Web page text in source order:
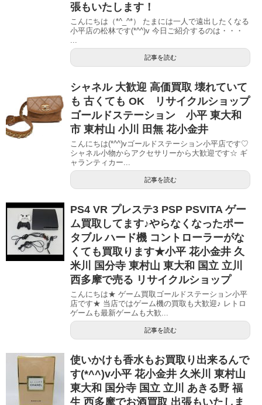
張もいたします！
こんにちは（*^_^*） たまには一人で遠出したくなる
小平店の松林です(*^^)v 今日ご紹介するのは・・・
記事を読む
シャネル 大歓迎 高価買取 壊れていて
も 古くても OK リサイクルショップ
ゴールドステーション 小平 東大和
市 東村山 小川 田無 花小金井
こんにちは(*^^)vゴールドステーション小平店です♡
シャネル小物からアクセサリーから大歓迎です☆ ギ
ャランティカー...
記事を読む
PS4 VR プレステ3 PSP PSVITA ゲー
ム買取してます♪やらなくなったポー
タブル ハード機 コントローラーがな
くても買取ります★小平 花小金井 久
米川 国分寺 東村山 東大和 国立 立川
西多摩で売る リサイクルショップ
こんにちは★ ゲーム買取ゴールドステーション小平
店です★ 当店ではゲーム機の買取も大歓迎♪ レトロ
ゲームも最新ゲームも大歓...
記事を読む
使いかけも香水もお買取り出来るんで
す(*^^)v小平 花小金井 久米川 東村山
東大和 国分寺 国立 立川 あきる野 福
生 西多摩でお酒買取 出張もいたしま